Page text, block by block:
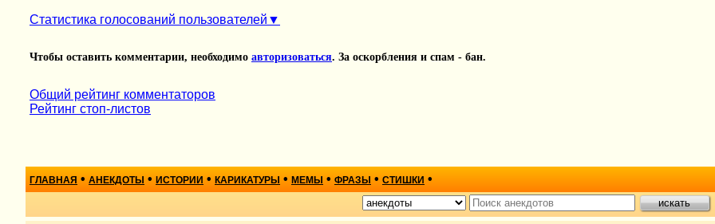
Статистика голосований пользователей
Чтобы оставить комментарии, необходимо авторизоваться. За оскорбления и спам - бан.
Общий рейтинг комментаторов
Рейтинг стоп-листов
ГЛАВНАЯ • АНЕКДОТЫ • ИСТОРИИ • КАРИКАТУРЫ • МЕМЫ • ФРАЗЫ • СТИШКИ •